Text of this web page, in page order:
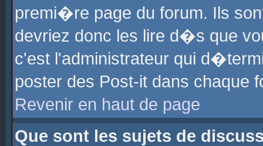
premi�re page du forum. Ils
devriez donc les lire d�s que
c'est l'administrateur qui
poster des Post-it dans chaque
Revenir en haut de page
Que sont les sujets de